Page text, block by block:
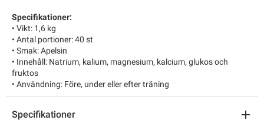
Specifikationer:
• Vikt: 1,6 kg
• Antal portioner: 40 st
• Smak: Apelsin
• Innehåll: Natrium, kalium, magnesium, kalcium, glukos och
fruktos
• Användning: Före, under eller efter träning
Specifikationer